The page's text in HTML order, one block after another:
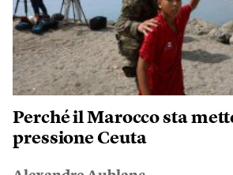
Perché il Marocco sta
pressione Ceuta